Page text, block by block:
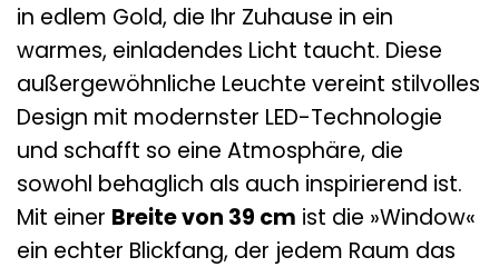
in edlem Gold, die Ihr Zuhause in ein
warmes, einladendes Licht taucht. Diese
außergewöhnliche Leuchte vereint stilvolles
Design mit modernster LED-Technologie
und schafft so eine Atmosphäre, die
sowohl behaglich als auch inspirierend ist.
Mit einer Breite von 39 cm ist die »Window«
ein echter Blickfang, der jedem Raum das